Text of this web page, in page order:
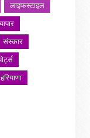
लाइफस्टाइल
संस्कार
हरियाणा